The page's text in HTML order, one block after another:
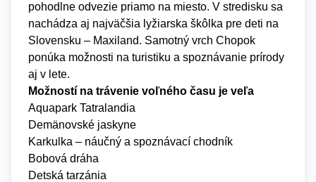
pohodlne odvezie priamo na miesto. V stredisku sa
nachádza aj najväčšia lyžiarska škôlka pre deti na
Slovensku – Maxiland. Samotný vrch Chopok
ponúka možnosti na turistiku a spoznávanie prírody
aj v lete.
Možností na trávenie voľného času je veľa
Aquapark Tatralandia
Demänovské jaskyne
Karkulka – náučný a spoznávací chodník
Bobová dráha
Detská tarzánia